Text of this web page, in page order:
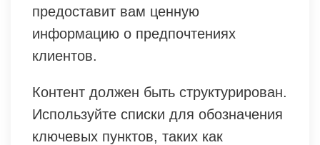
предоставит вам ценную
информацию о предпочтениях
клиентов.
Контент должен быть структурирован.
Используйте списки для обозначения
ключевых пунктов, таких как